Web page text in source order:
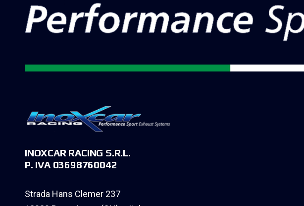
INOXCAR RACING S.R.L.
P. IVA 03698760042
Strada Hans Clemer 237